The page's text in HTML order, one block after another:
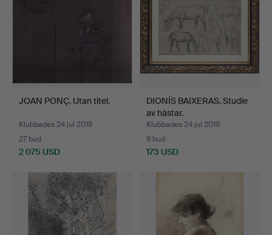
JOAN PONÇ. Utan titel.
Klubbades 24 jul 2019
27 bud
2 075 USD
DIONÍS BAIXERAS. Studie
av hästar.
Klubbades 24 jul 2019
9 bud
173 USD